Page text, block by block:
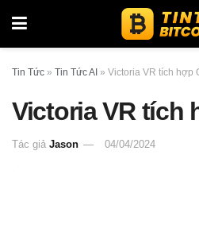
Tin Tức » Tin Tức AI » Victoria VR tích hợp
Victoria VR tích
Tác giả Jason 04/04/2024